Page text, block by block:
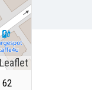
Leaflet
62